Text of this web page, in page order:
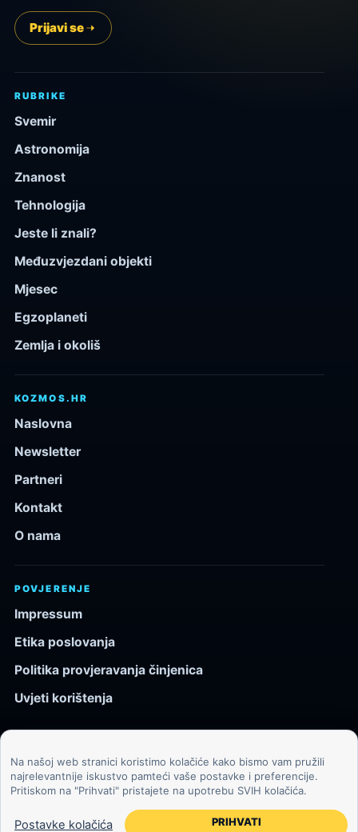
Prijavi se
RUBRIKE
Svemir
Astronomija
Znanost
Tehnologija
Jeste li znali?
Međuzvjezdani objekti
Mjesec
Egzoplaneti
Zemlja i okoliš
KOZMOS.HR
Naslovna
Newsletter
Partneri
Kontakt
O nama
POVJERENJE
Impressum
Etika poslovanja
Politika provjeravanja činjenica
Uvjeti korištenja
© 2026 Kozmos.hr. Sva prava pridržana.
Svemir, znanost, tehnologija i velike ideje za znatiželjne
čitatelje.
Na našoj web stranici koristimo kolačiće kako bismo vam pružili
najrelevantnije iskustvo pamteći vaše postavke i preferencije.
Pritiskom na "Prihvati" pristajete na upotrebu SVIH kolačića.
Postavke kolačića PRIHVATI